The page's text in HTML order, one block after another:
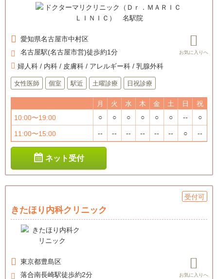
愛知県名古屋市中村区
名古屋駅(名古屋市営)徒歩約1分
婦人科 / 内科 / 皮膚科 / アレルギー科 / 乳腺外科
女性医師 個室 駅近 土曜診療 日祝診療
月 火 水 木 金 土 日
祝
10:00〜19:00
○ ○ ○ ○ ○ ○ -- ○
11:00〜15:00 -- -- -- -- -- -- ○ --
ネット受付
受付可
きたほり内科クリニック
東京都豊島区
落合南長崎駅徒歩約2分